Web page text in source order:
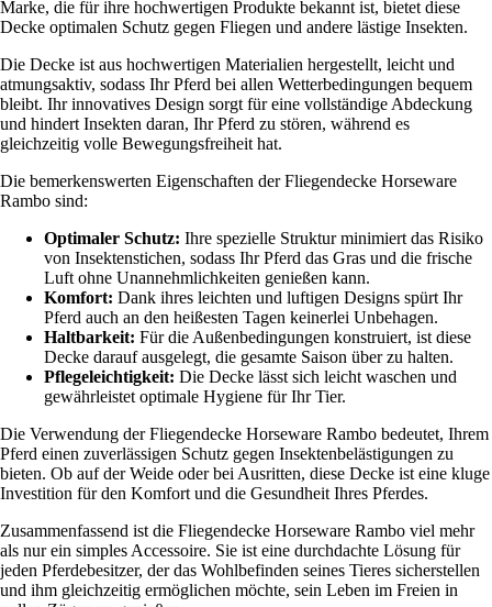
Marke, die für ihre hochwertigen Produkte bekannt ist, bietet diese
Decke optimalen Schutz gegen Fliegen und andere lästige Insekten.
Die Decke ist aus hochwertigen Materialien hergestellt, leicht und
atmungsaktiv, sodass Ihr Pferd bei allen Wetterbedingungen bequem
bleibt. Ihr innovatives Design sorgt für eine vollständige Abdeckung
und hindert Insekten daran, Ihr Pferd zu stören, während es
gleichzeitig volle Bewegungsfreiheit hat.
Die bemerkenswerten Eigenschaften der Fliegendecke Horseware
Rambo sind:
Optimaler Schutz: Ihre spezielle Struktur minimiert das Risiko
von Insektenstichen, sodass Ihr Pferd das Gras und die frische
Luft ohne Unannehmlichkeiten genießen kann.
Komfort: Dank ihres leichten und luftigen Designs spürt Ihr
Pferd auch an den heißesten Tagen keinerlei Unbehagen.
Haltbarkeit: Für die Außenbedingungen konstruiert, ist diese
Decke darauf ausgelegt, die gesamte Saison über zu halten.
Pflegeleichtigkeit: Die Decke lässt sich leicht waschen und
gewährleistet optimale Hygiene für Ihr Tier.
Die Verwendung der Fliegendecke Horseware Rambo bedeutet, Ihrem
Pferd einen zuverlässigen Schutz gegen Insektenbelästigungen zu
bieten. Ob auf der Weide oder bei Ausritten, diese Decke ist eine kluge
Investition für den Komfort und die Gesundheit Ihres Pferdes.
Zusammenfassend ist die Fliegendecke Horseware Rambo viel mehr
als nur ein simples Accessoire. Sie ist eine durchdachte Lösung für
jeden Pferdebesitzer, der das Wohlbefinden seines Tieres sicherstellen
und ihm gleichzeitig ermöglichen möchte, sein Leben im Freien in